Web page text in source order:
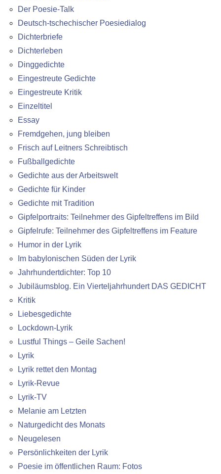
Der Poesie-Talk
Deutsch-tschechischer Poesiedialog
Dichterbriefe
Dichterleben
Dinggedichte
Eingestreute Gedichte
Eingestreute Kritik
Einzeltitel
Essay
Fremdgehen, jung bleiben
Frisch auf Leitners Schreibtisch
Fußballgedichte
Gedichte aus der Arbeitswelt
Gedichte für Kinder
Gedichte mit Tradition
Gipfelportraits: Teilnehmer des Gipfeltreffens im Bild
Gipfelrufe: Teilnehmer des Gipfeltreffens im Feature
Humor in der Lyrik
Im babylonischen Süden der Lyrik
Jahrhundertdichter: Top 10
Jubiläumsblog. Ein Vierteljahrhundert DAS GEDICHT
Kritik
Liebesgedichte
Lockdown-Lyrik
Lustful Things – Geile Sachen!
Lyrik
Lyrik rettet den Montag
Lyrik-Revue
Lyrik-TV
Melanie am Letzten
Naturgedicht des Monats
Neugelesen
Persönlichkeiten der Lyrik
Poesie im öffentlichen Raum: Fotos